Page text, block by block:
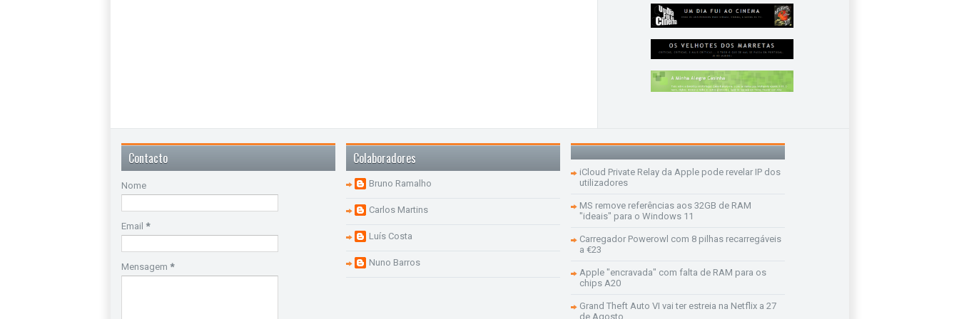
Contacto
Nome
Email *
Mensagem *
Colaboradores
Bruno Ramalho
Carlos Martins
Luís Costa
Nuno Barros
iCloud Private Relay da Apple pode revelar IP dos
utilizadores
MS remove referências aos 32GB de RAM
"ideais" para o Windows 11
Carregador Powerowl com 8 pilhas recarregáveis
a €23
Apple "encravada" com falta de RAM para os
chips A20
Grand Theft Auto VI vai ter estreia na Netflix a 27
de Agosto